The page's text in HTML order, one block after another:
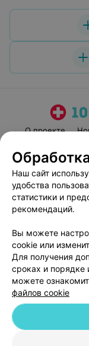
О проекте
© 2026 ООО «Артокс
г. Минск,
Наш сайт
удобства
статистики и
рекомендаций.
Вы можете
cookie или
Для получения
сроках и порядке
можете
файлов cookie